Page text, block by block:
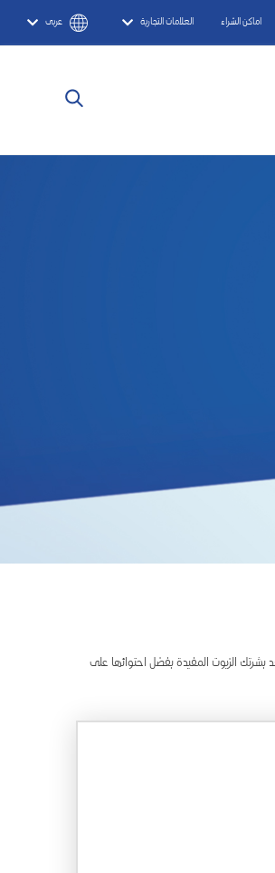
اماكن الشراء العلامات التجارية عربى
الزيوت المفيدة بفضل احتوائها على